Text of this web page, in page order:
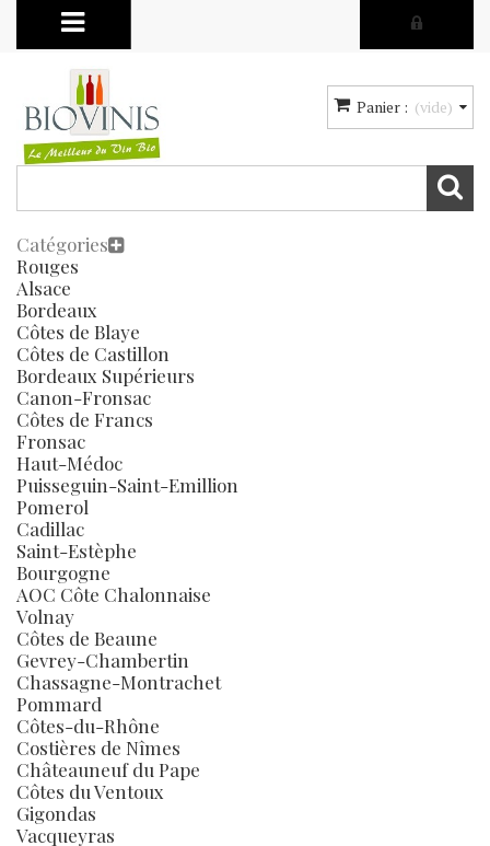
Catégories
Rouges
Alsace
Bordeaux
Côtes de Blaye
Côtes de Castillon
Bordeaux Supérieurs
Canon-Fronsac
Côtes de Francs
Fronsac
Haut-Médoc
Puisseguin-Saint-Emillion
Pomerol
Cadillac
Saint-Estèphe
Bourgogne
AOC Côte Chalonnaise
Volnay
Côtes de Beaune
Gevrey-Chambertin
Chassagne-Montrachet
Pommard
Côtes-du-Rhône
Costières de Nîmes
Châteauneuf du Pape
Côtes du Ventoux
Gigondas
Vacqueyras
Panier : (vide)